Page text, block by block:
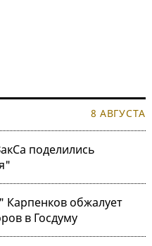
8 АВГУСТА
поделились
Карпенков обжалует
в Госдуму